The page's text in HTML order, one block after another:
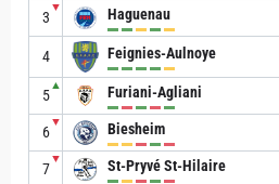
3
▼ Haguenau
4 Feignies-Aulnoye
5
▲ Furiani-Agliani
6
▼ Biesheim
7
▼ St-Pryvé St-Hilaire